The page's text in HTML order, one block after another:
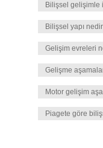
Bilişsel gelişimle
Bilişsel yapı nedir
Gelişim evreleri
Gelişme
Motor gelişim
Piagete göre